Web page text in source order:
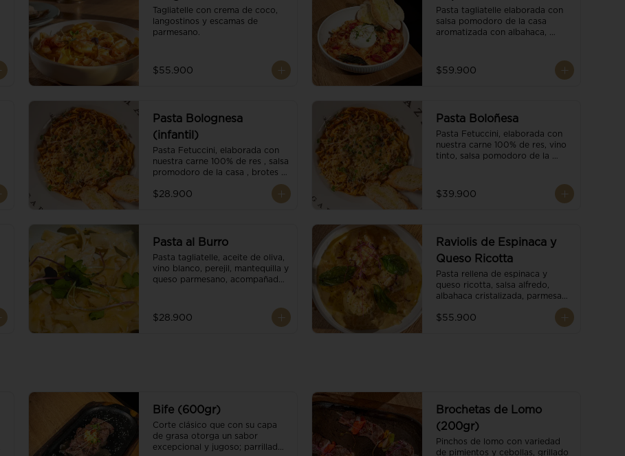
Tagliatelle con crema de coco,
langostinos y escamas de
parmesano.
$55.900
Pasta tagliatelle elaborada con
salsa pomodoro de la casa
aromatizada con albahaca,
$59.900
Pasta Bolognesa
(infantil)
Pasta Fetuccini, elaborada con
nuestra carne 100% de res , salsa
promodoro de la casa , brotes
parmesano.
$28.900
Pasta Boloñesa
Pasta Fetuccini, elaborada con
nuestra carne 100% de res, vino
tinto, salsa pomodoro de la
$39.900
Pasta al Burro
Pasta tagliatelle, aceite de oliva,
vino blanco, perejil, mantequilla y
queso parmesano, acompañado
$28.900
Raviolis de Espinaca y
Queso Ricotta
Pasta rellena de espinaca y
queso ricotta, salsa alfredo,
albahaca cristalizada, parmesano
$55.900
Bife (600gr)
Corte clásico que con su capa
de grasa otorga un sabor
excepcional y jugoso; parrillado
Brochetas de Lomo
(200gr)
Pinchos de lomo con variedad
de pimientos y cebollas, grillado